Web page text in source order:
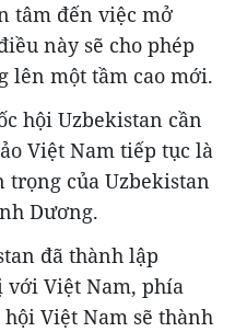
tâm đến việc mở
này sẽ cho phép
lên một tầm cao mới.
hội Uzbekistan cần
Việt Nam tiếp tục là
trọng của Uzbekistan
Dương.
đã thành lập
Việt Nam, phía
Việt Nam sẽ thành